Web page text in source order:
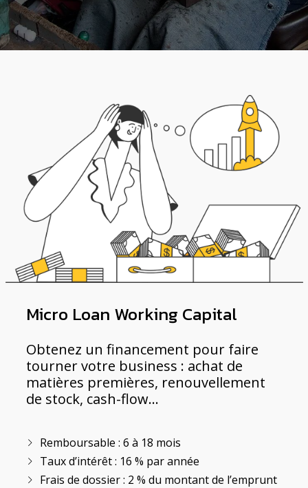
Micro Loan Working Capital
Obtenez un financement pour faire
tourner votre business : achat de
matières premières, renouvellement
de stock, cash-flow…
Remboursable : 6 à 18 mois
Taux d’intérêt : 16 % par année
Frais de dossier : 2 % du montant de l’emprunt